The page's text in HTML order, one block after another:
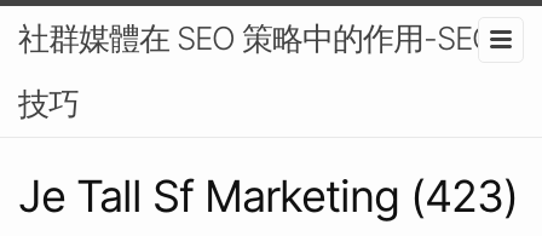
社群媒體在 SEO 策略中的作用-SEO
技巧
Je Tall Sf Marketing (423)